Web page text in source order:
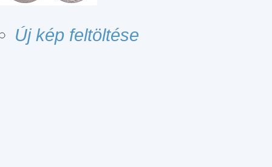
Új kép feltöltése